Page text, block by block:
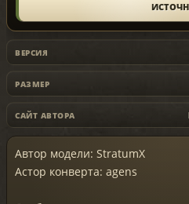
ВЕРСИЯ
РАЗМЕР
САЙТ АВТОРА
Автор модели: StratumX
Астор конверта: agens